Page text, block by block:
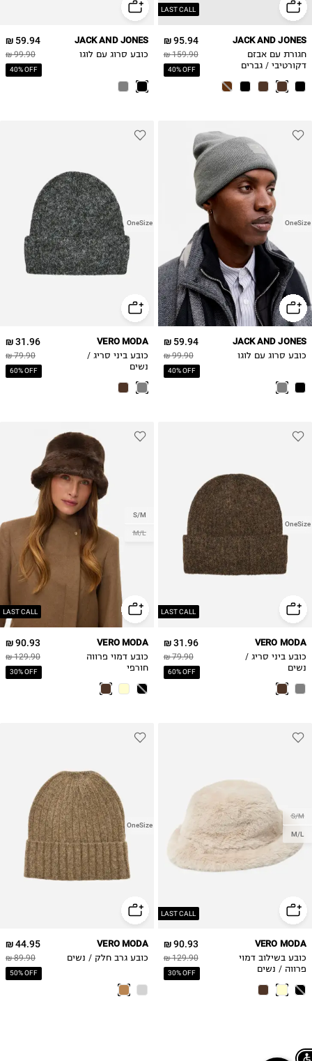
LAST CALL
95.94 ₪
159.90 ₪
40% OFF
JACK AND JONES
חגורת עם אבזם
דקורטיבי / גברים
59.94 ₪
99.90 ₪
40% OFF
JACK AND JONES
כובע סרוג עם לוגו
OneSize
59.94 ₪
99.90 ₪
40% OFF
JACK AND JONES
כובע סרוג עם לוגו
OneSize
31.96 ₪
79.90 ₪
60% OFF
VERO MODA
כובע ביני סריג /
נשים
LAST CALL
OneSize
31.96 ₪
79.90 ₪
60% OFF
VERO MODA
כובע ביני סריג /
נשים
LAST CALL
S/M
M/L
90.93 ₪
129.90 ₪
30% OFF
VERO MODA
כובע דמוי פרווה
חורפי
LAST CALL
S/M
M/L
90.93 ₪
129.90 ₪
30% OFF
VERO MODA
כובע בשילוב דמוי
פרווה / נשים
OneSize
44.95 ₪
89.90 ₪
50% OFF
VERO MODA
כובע גרב חלק / נשים